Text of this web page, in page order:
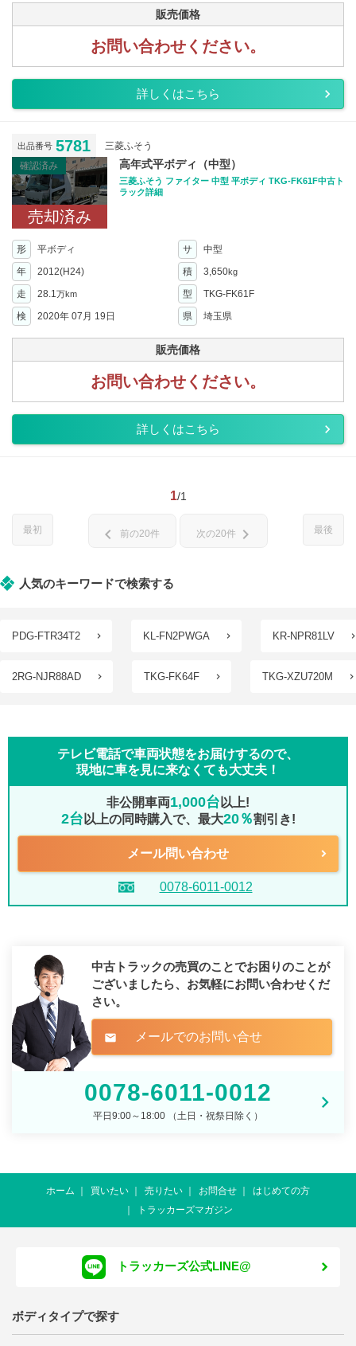
販売価格
お問い合わせください。
詳しくはこちら
出品番号 5781
三菱ふそう
確認済み
売却済み
高年式平ボディ（中型）
三菱ふそう ファイター 中型 平ボディ TKG-FK61F中古ト
ラック詳細
形 平ボディ サ
中型
年
2012(H24) 積 3,650kg
走 28.1万km 型
TKG-FK61F
検
2020年 07月 19日 県 埼玉県
販売価格
お問い合わせください。
詳しくはこちら
1/1
最初 最後
chevron_left 前の20件 次の20件 chevron_right
人気のキーワードで検索する
PDG-FTR34T2 KL-FN2PWGA KR-NPR81LV
2RG-NJR88AD TKG-FK64F TKG-XZU720M
テレビ電話で車両状態をお届けするので、
現地に車を見に来なくても大丈夫！
非公開車両1,000台 以上!
2台 以上の同時購入で、最大20％割引き!
メール問い合わせ
0078-6011-0012
中古トラックの売買のことでお困りのことが
ございましたら、 お気軽にお問い合わせくだ
さい。
mail メールでのお問い合せ
0078-6011-0012
平日9:00～18:00 （土日・祝祭日除く）
ホーム 買いたい 売りたい お問合せ
はじめての方
トラッカーズマガジン
トラッカーズ公式LINE@
ボディタイプで探す